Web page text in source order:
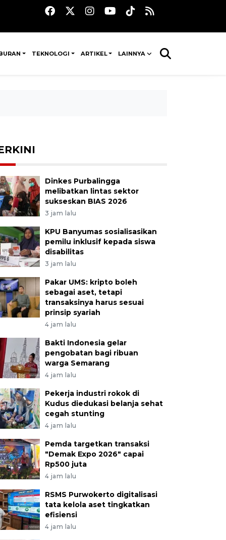
TEKNOLOGI ARTIKEL LAINNYA
Dinkes Purbalingga
melibatkan lintas sektor
sukseskan BIAS 2026
3 jam lalu
KPU Banyumas sosialisasikan
pemilu inklusif kepada siswa
disabilitas
3 jam lalu
Pakar UMS: kripto boleh
sebagai aset, tetapi
transaksinya harus sesuai
prinsip syariah
4 jam lalu
Bakti Indonesia gelar
pengobatan bagi ribuan
warga Semarang
4 jam lalu
Pekerja industri rokok di
Kudus diedukasi belanja sehat
cegah stunting
4 jam lalu
Pemda targetkan transaksi
"Demak Expo 2026" capai
Rp500 juta
4 jam lalu
RSMS Purwokerto digitalisasi
tata kelola aset tingkatkan
efisiensi
4 jam lalu